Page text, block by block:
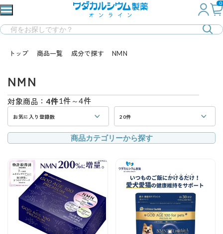
0
トップ 商品一覧 成分で探す NMN
NMN
対象商品：4件1件～4件
20件
お気に入り登録数
商品カテゴリーから探す